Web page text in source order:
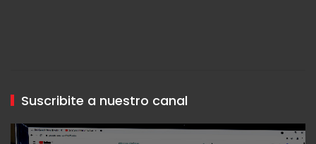
Suscribite a nuestro canal